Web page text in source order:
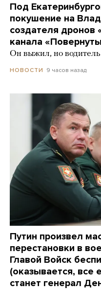
Под
покушение на
создателя дронов
канала
Он выжил, но водитель
НОВОСТИ 9 часов назад
Путин произвел
перестановки в
Главой Войск
(оказывается, все
станет генерал